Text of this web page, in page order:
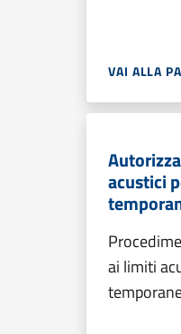
VAI ALLA
acustici
ai limiti